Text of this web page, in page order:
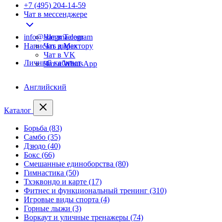
+7 (495) 204-14-59
Чат в мессенджере
Чат в Telegram
Чат в Max
Чат в VK
Чат в WhatsApp
info@adegma.com
Написать директору
Личный кабинет
Английский
Каталог
Борьба (83)
Самбо (35)
Дзюдо (40)
Бокс (66)
Смешанные единоборства (80)
Гимнастика (50)
Тхэквондо и карте (17)
Фитнес и функциональный тренинг (310)
Игровые виды спорта (4)
Горные лыжи (3)
Воркаут и уличные тренажеры (74)